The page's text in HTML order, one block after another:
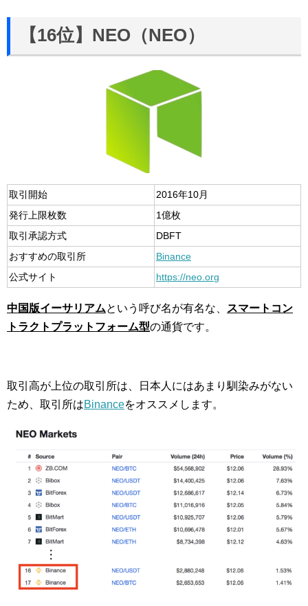
【16位】NEO（NEO）
取引開始
2016年10月
発行上限枚数
1億枚
取引承認方式
DBFT
おすすめの取引所
Binance
公式サイト
https://neo.org
中国版イーサリアムという呼び名が有名な、
スマートコン
トラクトプラットフォーム型の通貨です。
取引高が上位の取引所は、日本人にはあまり馴染みがない
ため、取引所はBinanceをオススメします。